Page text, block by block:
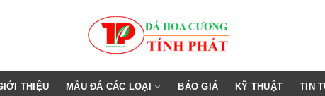
THIỆU MẪU ĐÁ CÁC LOẠI BÁO GIÁ KỸ THUẬT TIN